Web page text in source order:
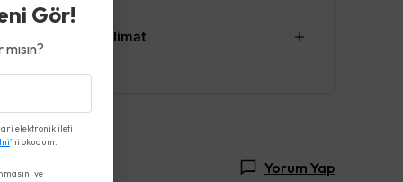
Kargo ve Teslimat
Yorum Yap
Gör!
elektronik ileti
'ni okudum.
ve